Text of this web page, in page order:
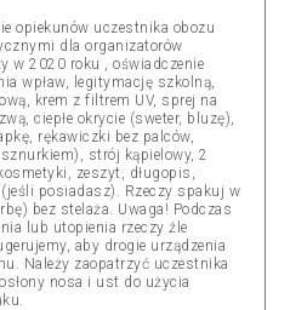
opiekunów uczestnika obozu
dla organizatorów
w 2020 roku , oświadczenie
wpław, legitymację szkolną,
krem z filtrem UV, sprej na
ciepłe okrycie (sweter, bluzę),
rękawiczki bez palców,
strój kąpielowy, 2
zeszyt, długopis,
posiadasz). Rzeczy spakuj w
bez stelaża. Uwaga! Podczas
lub utopienia rzeczy źle
aby drogie urządzenia
Należy zaopatrzyć uczestnika
nosa i ust do użycia